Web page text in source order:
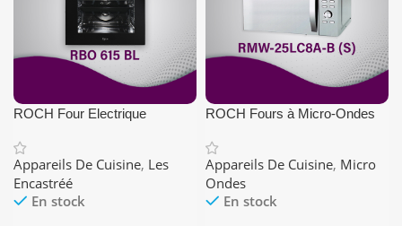
ROCH Four Electrique
Appareils De Cuisine, Les
Encastréé
En stock
ROCH Fours à Micro-Ondes
Appareils De Cuisine, Micro
Ondes
En stock